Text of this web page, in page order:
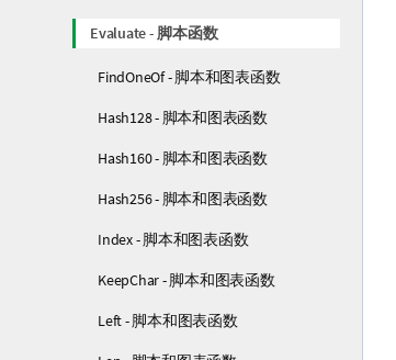
Evaluate - 脚本函数
FindOneOf - 脚本和图表函数
Hash128 - 脚本和图表函数
Hash160 - 脚本和图表函数
Hash256 - 脚本和图表函数
Index - 脚本和图表函数
KeepChar - 脚本和图表函数
Left - 脚本和图表函数